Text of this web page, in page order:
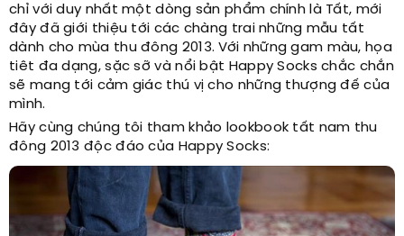
chỉ với duy nhất một dòng sản phẩm chính là Tất, mới
đây đã giới thiệu tới các chàng trai những mẫu tất
dành cho mùa thu đông 2013. Với những gam màu, họa
tiêt đa dạng, sặc sỡ và nổi bật Happy Socks chắc chắn
sẽ mang tới cảm giác thú vị cho những thượng đế của
mình.
Hãy cùng chúng tôi tham khảo lookbook tất nam thu
đông 2013 độc đáo của Happy Socks: